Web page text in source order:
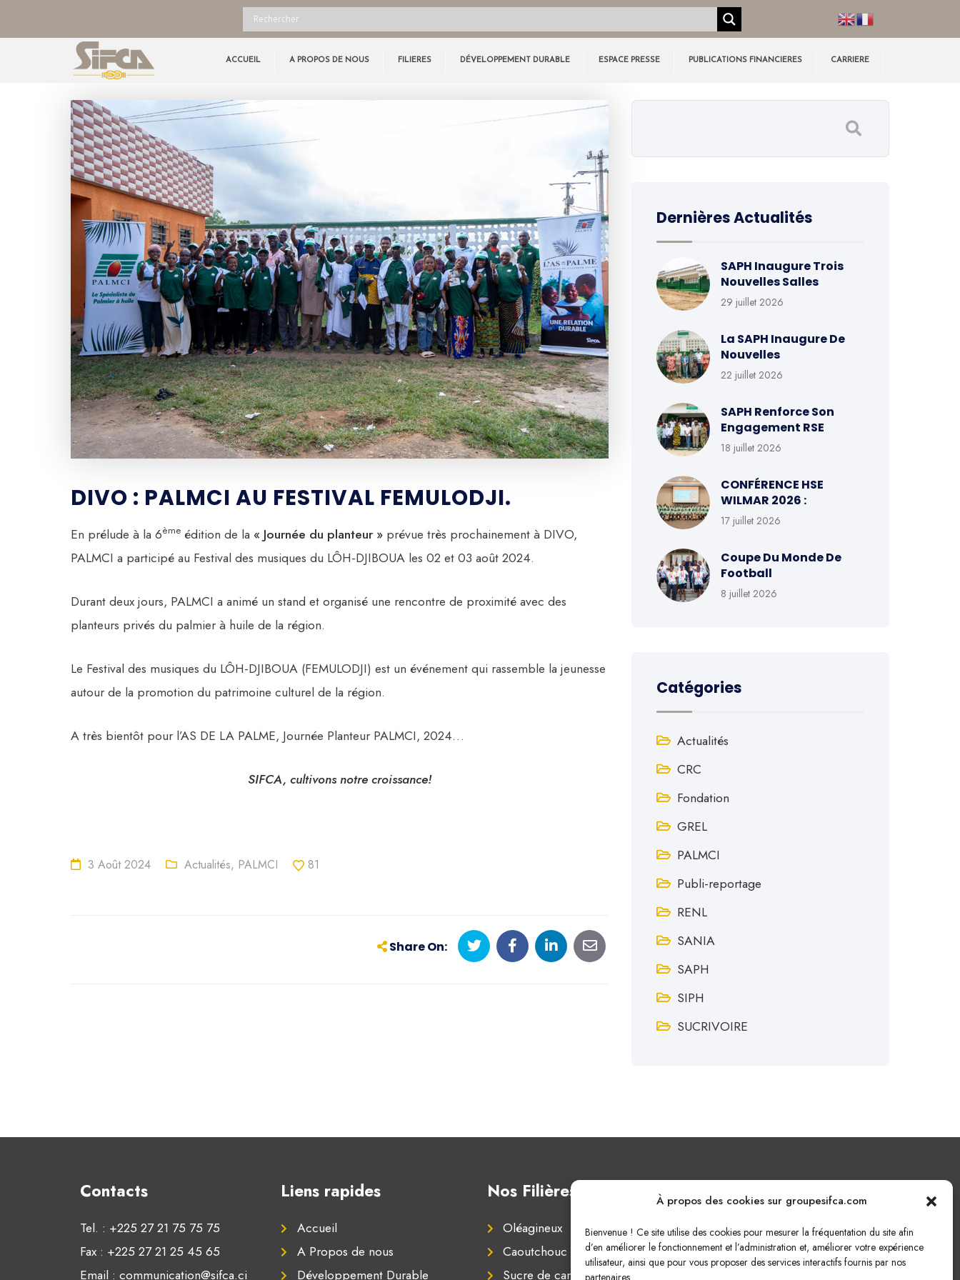
À propos des cookies sur groupesifca.com
Bienvenue ! Ce site utilise des cookies pour mesurer la fréquentation du site afin
d’en améliorer le fonctionnement et l’administration et, améliorer votre expérience
utilisateur, ainsi que pour vous proposer des services interactifs fournis par nos
partenaires.
ACCUEIL A PROPOS DE NOUS FILIERES DÉVELOPPEMENT DURABLE ESPACE PRESSE PUBLICATIONS FINANCIERES CARRIERE
DIVO : PALMCI AU FESTIVAL FEMULODJI.
En prélude à la 6ème édition de la « Journée du planteur » prévue très prochainement à DIVO,
PALMCI a participé au Festival des musiques du LÔH-DJIBOUA les 02 et 03 août 2024.
Durant deux jours, PALMCI a animé un stand et organisé une rencontre de proximité avec des
planteurs privés du palmier à huile de la région.
Le Festival des musiques du LÔH-DJIBOUA (FEMULODJI) est un événement qui rassemble la jeunesse
autour de la promotion du patrimoine culturel de la région.
A très bientôt pour l’AS DE LA PALME, Journée Planteur PALMCI, 2024…
SIFCA, cultivons notre croissance!
3 Août 2024 Actualités, PALMCI 81
Share On:
Dernières Actualités
SAPH Inaugure Trois
Nouvelles Salles
29 juillet 2026
La SAPH Inaugure De
Nouvelles
22 juillet 2026
SAPH Renforce Son
Engagement RSE
18 juillet 2026
CONFÉRENCE HSE
WILMAR 2026 :
17 juillet 2026
Coupe Du Monde De
Football
8 juillet 2026
Catégories
Actualités
CRC
Fondation
GREL
PALMCI
Publi-reportage
RENL
SANIA
SAPH
SIPH
SUCRIVOIRE
Contacts
Tel. : +225 27 21 75 75 75
Fax : +225 27 21 25 45 65
Email : communication@sifca.ci
Liens rapides
Accueil
A Propos de nous
Développement Durable
Nos Filières
Oléagineux
Caoutchouc naturel
Sucre de canne
Nous écrire
Cliquez ici pour nous écrire !